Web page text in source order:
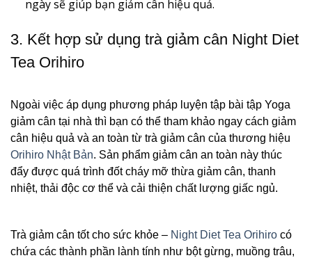
ngày sẽ giúp bạn giảm cân hiệu quả.
3. Kết hợp sử dụng trà giảm cân Night Diet
Tea Orihiro
Ngoài việc áp dụng phương pháp luyện tập bài tập Yoga
giảm cân tại nhà thì bạn có thể tham khảo ngay cách giảm
cân hiệu quả và an toàn từ trà giảm cân của thương hiệu
Orihiro Nhật Bản. Sản phẩm giảm cân an toàn này thúc
đẩy được quá trình đốt cháy mỡ thừa giảm cân, thanh
nhiệt, thải độc cơ thể và cải thiện chất lượng giấc ngủ.
Trà giảm cân tốt cho sức khỏe – Night Diet Tea Orihiro có
chứa các thành phần lành tính như bột gừng, muồng trâu,